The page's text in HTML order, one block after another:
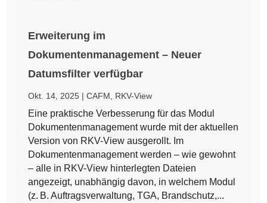
Erweiterung im
Dokumentenmanagement – Neuer
Datumsfilter verfügbar
Okt. 14, 2025 |CAFM RKV-View
Eine praktische Verbesserung für das Modul
Dokumentenmanagement wurde mit der aktuellen
Version von RKV-View ausgerollt. Im
Dokumentenmanagement werden – wie gewohnt
– alle in RKV-View hinterlegten Dateien
angezeigt, unabhängig davon, in welchem Modul
(z. B. Auftragsverwaltung, TGA, Brandschutz,...